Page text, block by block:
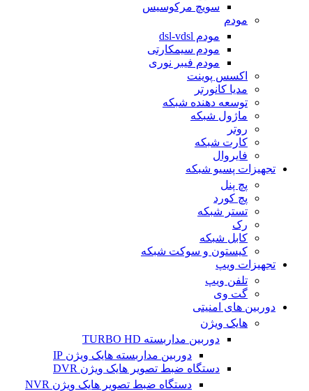
سویچ مرکوسیس
مودم
مودم dsl-vdsl
مودم سیمکارتی
مودم فیبر نوری
اکسس پوینت
مدیا کانورتر
توسعه دهنده شبکه
ماژول شبکه
روتر
کارت شبکه
فایروال
تجهیزات پسیو شبکه
پچ پنل
پچ کورد
تستر شبکه
رک
کابل شبکه
کیستون و سوکت شبکه
تجهیزات ویپ
تلفن ویپ
گت وی
دوربین های امنیتی
هایک ویژن
دوربین مداربسته TURBO HD
دوربین مداربسته هایک ویژن IP
دستگاه ضبط تصویر هایک ویژن DVR
دستگاه ضبط تصویر هایک ویژن NVR